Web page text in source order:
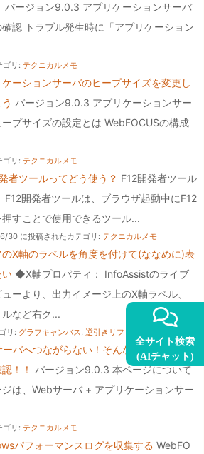
バージョン9.0.3 アプリケーションサーバ
確認 トラブル発生時に「アプリケーション
ゴリ: テクニカルメモ
ケーションサーバのヒープサイズを変更し
バージョン9.0.3 アプリケーションサー
プサイズの設定とは WebFOCUSの構成
ゴリ: テクニカルメモ
者ツールってどう使う？ F12開発者ツール
F12開発者ツールは、ブラウザ起動中にF12
押すことで使用できるツール...
30 に投稿されたカテゴリ: テクニカルメモ
のX軸のラベルを角度を付けて(ななめに)表
い ◆X軸プロパティ： InfoAssistのライブ
ーより、出力イメージ上のX軸ラベル、
ルなど右ク...
リ: グラフキャンバス, 逆引きリファレンス
ーバへつながらない！そんな時にはまずこ
！！ バージョン9.0.3 本ページについて
は、Webサーバ + アプリケーションサー
ゴリ: テクニカルメモ
パフォーマンスログを収集する WebFO
全サイト検索
(AIチャット)